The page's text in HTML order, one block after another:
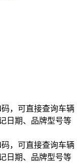
，可直接查询车辆
日期、品牌型号等
，可直接查询车辆
日期、品牌型号等